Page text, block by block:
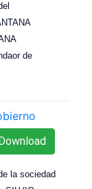
de
la sociedad